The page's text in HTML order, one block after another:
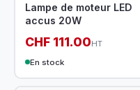
Lampe de moteur LED
accus 20W
CHF 111.00HT
En stock